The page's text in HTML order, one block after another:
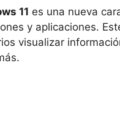
11 es una nueva
y aplicaciones.
visualizar